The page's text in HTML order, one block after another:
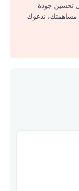
تحسين جودة
مساهمتك، ندعوك